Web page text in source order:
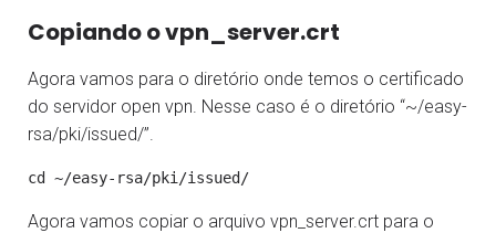
Copiando o vpn_server.crt
Agora vamos para o diretório onde temos o certificado
do servidor open vpn. Nesse caso é o diretório “~/easy-
rsa/pki/issued/”.
Agora vamos copiar o arquivo vpn_server.crt para o